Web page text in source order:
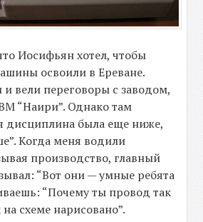
Иосифьян хотел, чтобы
освоили в Ереване.
вели переговоры с заводом,
“Наири”. Однако там
дисциплина была еще ниже,
Когда меня водили
производство, главный
“Вот они — умные ребята
“Почему ты провод так
схеме нарисовано”.